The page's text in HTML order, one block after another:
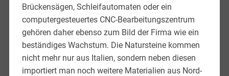
Brückensägen, Schleifautomaten oder ein
computergesteuertes CNC-Bearbeitungszentrum
gehören daher ebenso zum Bild der Firma wie ein
beständiges Wachstum. Die Natursteine kommen
nicht mehr nur aus Italien, sondern neben diesen
importiert man noch weitere Materialien aus Nord-